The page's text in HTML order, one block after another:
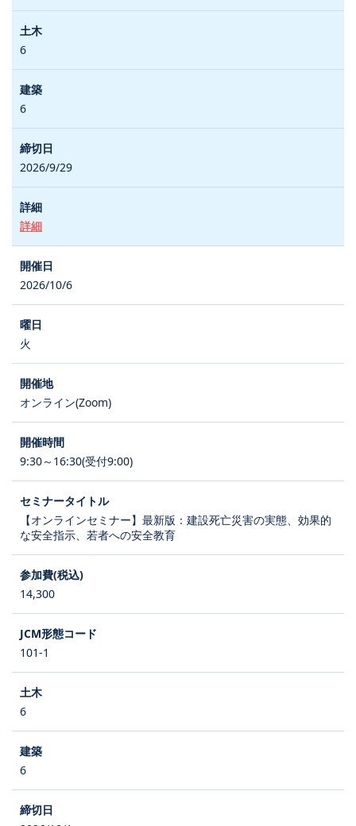
6
6
2026/9/29
詳細
2026/10/6
火
オンライン(Zoom)
9:30～16:30(受付9:00)
【オンラインセミナー】最新版：建設死亡災害の実態、効果的
な安全指示、若者への安全教育
14,300
101-1
6
6